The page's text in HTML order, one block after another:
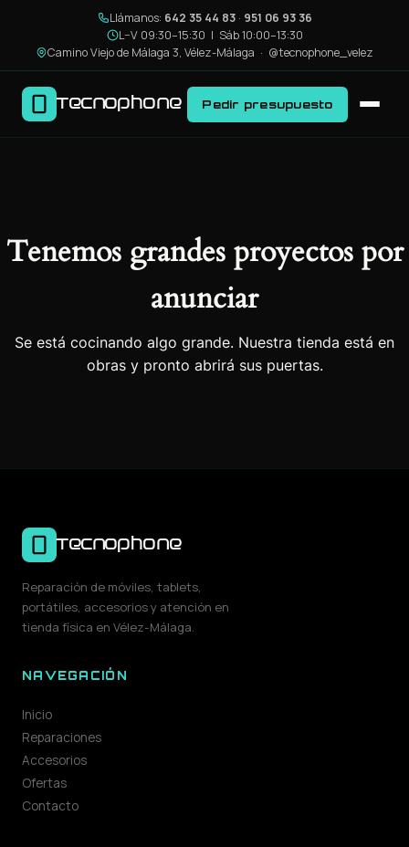
Llámanos: 642 35 44 83· 951 06 93 36
L–V 09:30–15:30 | Sáb 10:00–13:30
Camino Viejo de Málaga 3, Vélez-Málaga · @tecnophone_velez
Tecnophone Pedir presupuesto
Tenemos grandes proyectos por
anunciar
Se está cocinando algo grande. Nuestra tienda está en
obras y pronto abrirá sus puertas.
Tecnophone
Reparación de móviles, tablets,
portátiles, accesorios y atención en
tienda física en Vélez-Málaga.
NAVEGACIÓN
Inicio
Reparaciones
Accesorios
Ofertas
Contacto